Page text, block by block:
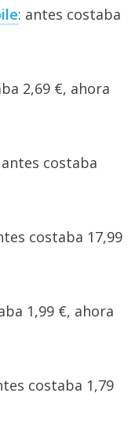
: antes costaba
2,69 €, ahora
antes costaba
costaba 17,99
1,99 €, ahora
costaba 1,79